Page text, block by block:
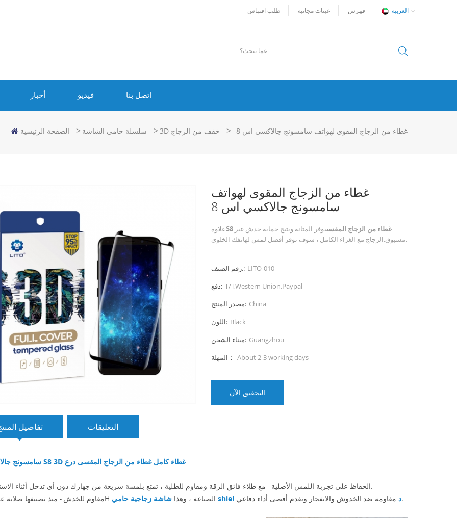
العربية طلب اقتباس عينات مجانية فهرس
أخبار فيديو اتصل بنا
الصفحة الرئيسية > سلسلة حامي الشاشة > 3D خفف من الزجاج > غطاء من الزجاج المقوى لهواتف سامسونج جالاكسي اس 8
غطاء من الزجاج المقوى لهواتف
سامسونج جالاكسي اس 8
علاوةS8 غطاء من الزجاج المقسىيوفر المتانة ويتيح حماية خدش غير
مسبوق.الزجاج مع الغراء الكامل ، سوف توفر أفضل لمس لهاتفك الخلوي.
رقم الصنف.: LITO-010
دفع: T/T,Western Union,Paypal
مصدر المنتج: China
اللون: Black
ميناء الشحن: Guangzhou
المهلة： About 2-3 working days
التحقيق الآن
تفاصيل التعليقات
سامسونج جالاكسي S8 3D غطاء كامل غطاء من الزجاج المقسى درع
الحفاظ على تجربة اللمس الأصلية -
مع طلاء فائق الرقة ومقاوم للطلية ، تمتع بلمسة سريعة من جهازك دون أي تدخل أثناء الاستخدام.
مقاوم للخدش - منذ تصنيفها صلابة عالية 9H الصناعة ، وهذا شاشة زجاجية حامي shiel دمقاومة ضد الخدوش والانفجار وتقدم أقصى أداء دفاعي.